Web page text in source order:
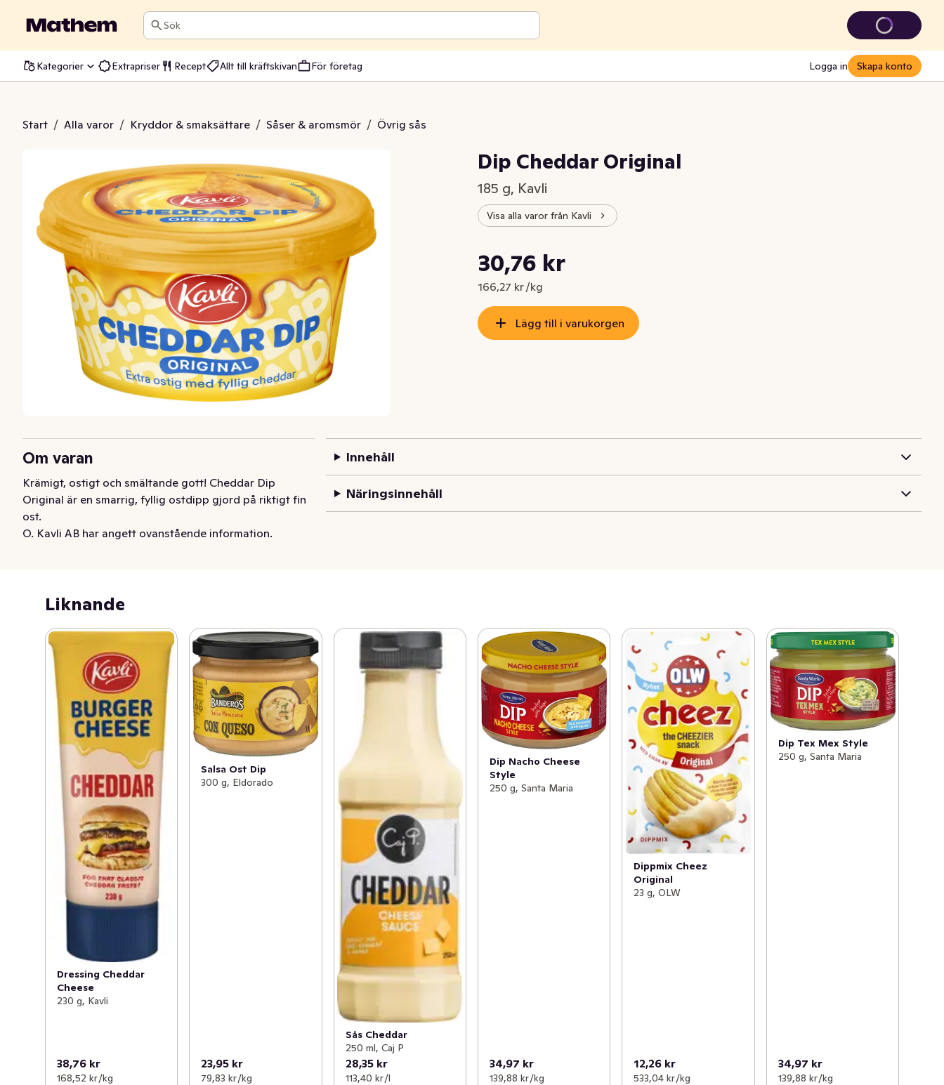
Sök
Kategorier Extrapriser Recept Allt till kräftskivan För företag Logga in Skapa konto
Start / Alla varor / Kryddor & smaksättare / Såser & aromsmör / Övrig sås
Original
Dip Cheddar Original
185 g, Kavli
Visa alla varor från Kavli
Nuvarande pris är: 30,76 kr
30,76 kr
166,27 kr /kg
Styckpris: 166,27 kr /kg
Lägg till i varukorgen
Om varan
Krämigt, ostigt och smältande gott! Cheddar Dip
Original är en smarrig, fyllig ostdipp gjord på riktigt fin
ost.
O. Kavli AB har angett ovanstående information.
Innehåll
Näringsinnehåll
Liknande
Dressing Cheddar
Cheese
230 g, Kavli
38,76 kr
168,52 kr /kg
Salsa Ost Dip
300 g, Eldorado
23,95 kr
79,83 kr /kg
Sås Cheddar
250 ml, Caj P
28,35 kr
113,40 kr /l
Dip Nacho Cheese
Style
250 g, Santa Maria
34,97 kr
139,88 kr /kg
Dippmix Cheez
Original
23 g, OLW
12,26 kr
533,04 kr /kg
Dip Tex Mex Style
250 g, Santa Maria
34,97 kr
139,88 kr /kg